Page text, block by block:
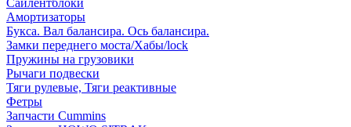
Cайлентблоки
Амортизаторы
Букса. Вал балансира. Ось балансира.
Замки переднего моста/Хабы/lock
Пружины на грузовики
Рычаги подвески
Тяги рулевые, Тяги реактивные
Фетры
Запчасти Cummins